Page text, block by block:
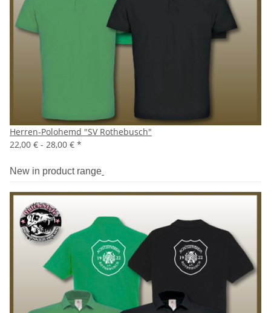
Herren-Polohemd "SV Rothebusch"
22,00 € - 28,00 € *
New in product range